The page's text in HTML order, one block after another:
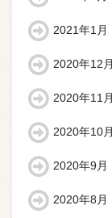
2021年1月
2020年12月
2020年11月
2020年10月
2020年9月
2020年8月